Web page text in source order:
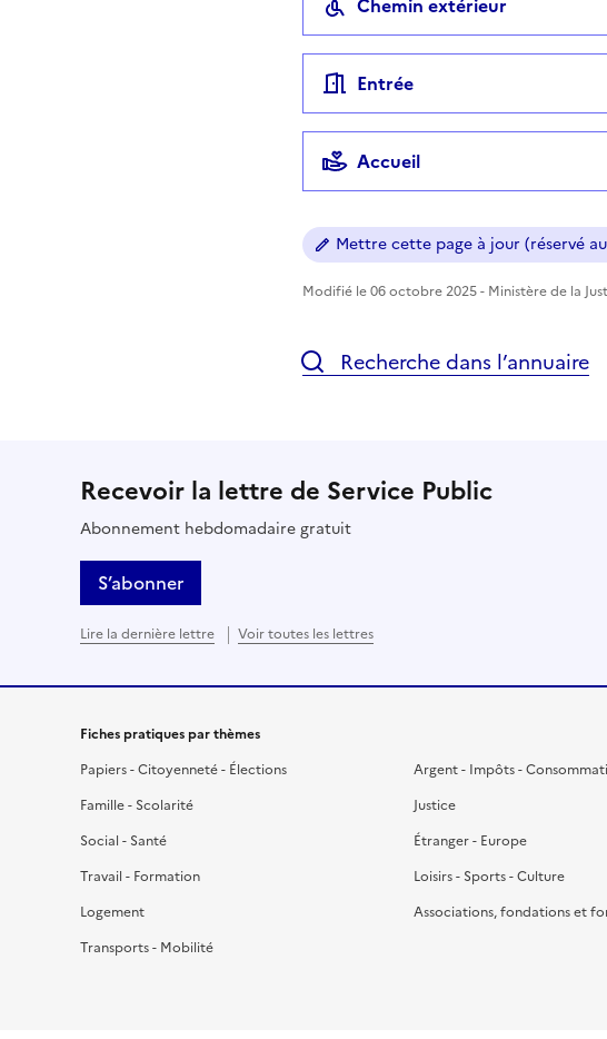
Chemin extérieur
Entrée
Accueil
Mettre cette page à jour (réservé
Modifié le 06 octobre 2025 - Ministère de la
Recherche dans l’annuaire
Recevoir la lettre de Service Public
Abonnement hebdomadaire gratuit
S’abonner
Lire la dernière lettre Voir toutes les lettres
Fiches pratiques par thèmes
Papiers - Citoyenneté - Élections
Famille - Scolarité
Social - Santé
Travail - Formation
Logement
Transports - Mobilité
Argent - Impôts -
Justice
Étranger - Europe
Loisirs - Sports - Culture
Associations, fondations et